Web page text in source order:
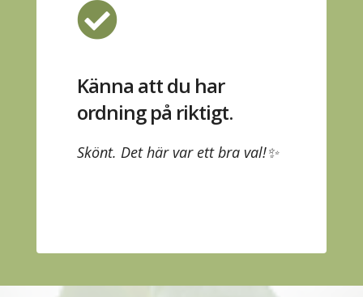
Känna att du har
ordning på riktigt.
Skönt. Det här var ett bra val!✨